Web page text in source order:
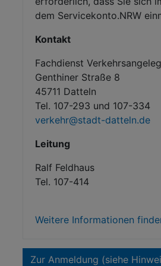
dem Servicekonto.NRW
Kontakt
Fachdienst
Genthiner Straße 8
45711 Datteln
Tel. 107-293 und 107-334
verkehr@stadt-datteln.de
Leitung
Ralf Feldhaus
Tel. 107-414
Weitere Informationen
Zur Anmeldung (siehe